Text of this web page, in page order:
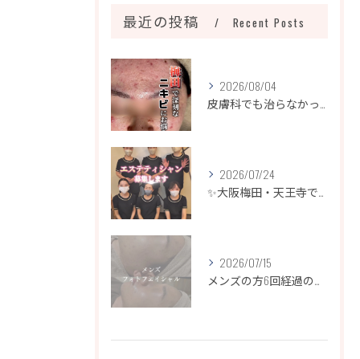
最近の投稿 Recent Posts
2026/08/04
皮膚科でも治らなかったニキビ、諦めるのはまだ早いです！
2026/07/24
✨大阪梅田・天王寺でエステティシャン募集✨
2026/07/15
メンズの方6回経過のお写真になります📷✨